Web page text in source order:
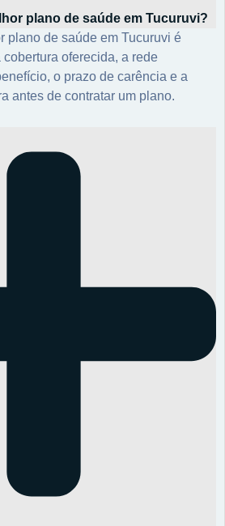
plano de saúde em Tucuruvi?
plano de saúde em Tucuruvi é
oferecida, a rede
o prazo de carência e a
antes de contratar um plano.